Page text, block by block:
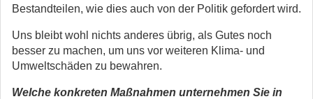
Bestandteilen, wie dies auch von der Politik gefordert wird.
Uns bleibt wohl nichts anderes übrig, als Gutes noch
besser zu machen, um uns vor weiteren Klima- und
Umweltschäden zu bewahren.
Welche konkreten Maßnahmen unternehmen Sie in